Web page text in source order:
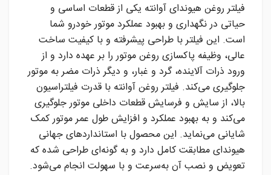
فیلتر روغن هیوندای آوانته یکی از قطعات اساسی و
حیاتی در نگهداری و بهبود عملکرد موتور خودرو شما
است. این فیلتر با طراحی پیشرفته و با کیفیت ساخت
عالی، وظیفه پاکسازی روغن موتور را بر عهده دارد و از
ورود ذرات آلاینده، گرد و غبار، و دیگر ذرات مضر به موتور
جلوگیری می‌کند. فیلتر روغن آوانته با قدرت فیلتراسیون
بالا، از سایش و فرسایش قطعات داخلی موتور جلوگیری
می‌کند و به بهبود عملکرد و افزایش طول عمر موتور کمک
شایانی می‌نماید. این محصول با استانداردهای جهانی
هیوندای مطابقت کامل دارد و به گونه‌ای طراحی شده که
تعویض و نصب آن به‌سرعت و با سهولت انجام می‌شود.